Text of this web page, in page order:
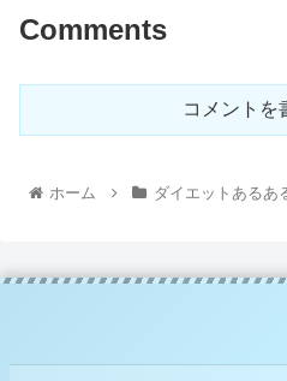
Comments
コメントを
ホーム ダイエットあるあ